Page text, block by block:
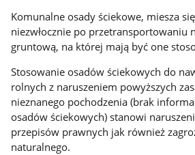
Komunalne osady ściekowe, miesza
niezwłocznie po przetransportowaniu
gruntową, na której mają być one
Stosowanie osadów ściekowych do
rolnych z naruszeniem powyższych
nieznanego pochodzenia (brak
osadów ściekowych) stanowi
przepisów prawnych jak również
naturalnego.